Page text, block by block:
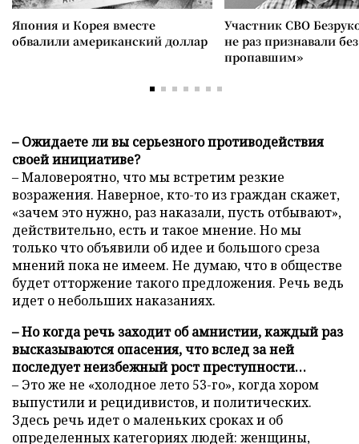
Япония и Корея вместе
обвалили американский доллар
Участник СВО
не раз признавали
пропавшим»
– Ожидаете ли вы серьезного противодействия
своей инициативе?
– Маловероятно, что мы встретим резкие
возражения. Наверное, кто-то из граждан скажет,
«зачем это нужно, раз наказали, пусть отбывают»,
действительно, есть и такое мнение. Но мы
только что объявили об идее и большого среза
мнений пока не имеем. Не думаю, что в обществе
будет отторжение такого предложения. Речь ведь
идет о небольших наказаниях.
– Но когда речь заходит об амнистии, каждый раз
высказываются опасения, что вслед за ней
последует неизбежный рост преступности…
– Это же не «холодное лето 53-го», когда хором
выпустили и рецидивистов, и политических.
Здесь речь идет о маленьких сроках и об
определенных категориях людей: женщины,